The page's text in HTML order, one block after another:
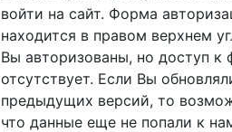
войти на сайт. Форма
находится в правом верхнем
Вы авторизованы, но доступ к
отсутствует. Если Вы
предыдущих версий, то
что данные еще не попали к